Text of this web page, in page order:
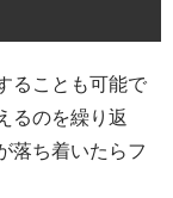
ることも可能で
るのを繰り返
落ち着いたらフ